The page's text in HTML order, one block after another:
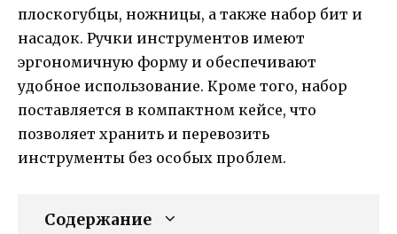
плоскогубцы, ножницы, а также набор бит и
насадок. Ручки инструментов имеют
эргономичную форму и обеспечивают
удобное использование. Кроме того, набор
поставляется в компактном кейсе, что
позволяет хранить и перевозить
инструменты без особых проблем.
Содержание